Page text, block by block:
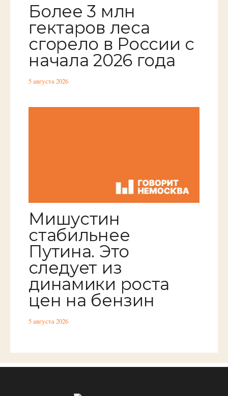
Более 3 млн
гектаров леса
сгорело в России с
начала 2026 года
5 августа 2026
Мишустин
стабильнее
Путина. Это
следует из
динамики роста
цен на бензин
5 августа 2026